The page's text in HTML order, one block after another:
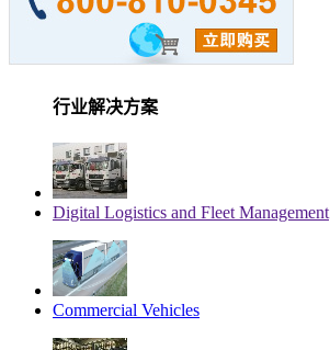
行业解决方案
Digital Logistics and Fleet Management
Commercial Vehicles